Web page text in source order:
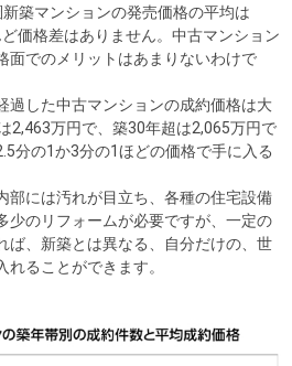
築マンションの発売価格の平均は
価格差はありません。中古マンション
面でのメリットはあまりないわけで
過した中古マンションの成約価格は大
2,463万円で、築30年超は2,065万円で
分の1か3分の1ほどの価格で手に入る
部には汚れが目立ち、各種の住宅設備
少のリフォームが必要ですが、一定の
ば、新築とは異なる、自分だけの、世
ることができます。